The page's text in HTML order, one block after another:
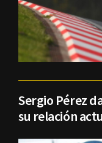
Sergio Pérez
su relación